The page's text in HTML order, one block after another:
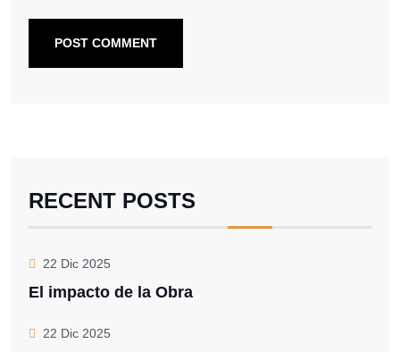
POST COMMENT
RECENT POSTS
22 Dic 2025
El impacto de la Obra
22 Dic 2025